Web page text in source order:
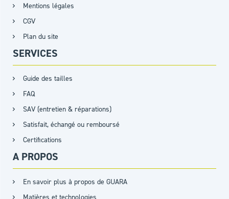
Mentions légales
CGV
Plan du site
SERVICES
Guide des tailles
FAQ
SAV (entretien & réparations)
Satisfait, échangé ou remboursé
Certifications
A PROPOS
En savoir plus à propos de GUARA